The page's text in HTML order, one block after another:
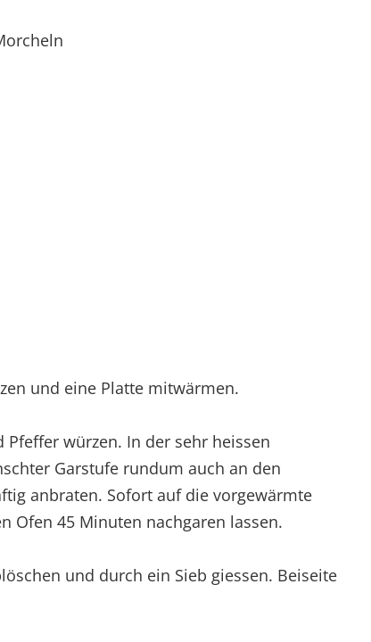
und eine Platte mitwärmen.
würzen. In der sehr heissen
Garstufe rundum auch an den
anbraten. Sofort auf die vorgewärmte
Ofen 45 Minuten nachgaren lassen.
und durch ein Sieb giessen. Beiseite